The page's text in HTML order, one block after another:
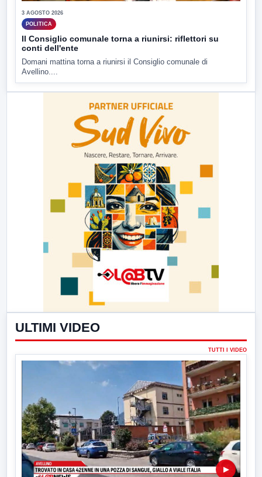
3 AGOSTO 2026
POLITICA
Il Consiglio comunale torna a riunirsi: riflettori su
conti dell'ente
Domani mattina torna a riunirsi il Consiglio comunale di
Avellino....
ULTIMI VIDEO
TUTTI I VIDEO
▶